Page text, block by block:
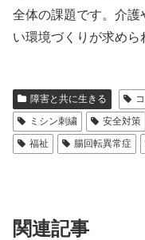
全体の課題です。介
い環境づくりが求めら
障害と共に生きる
ミシン刺繍
安全対策
福祉
腸回転異常症
関連記事